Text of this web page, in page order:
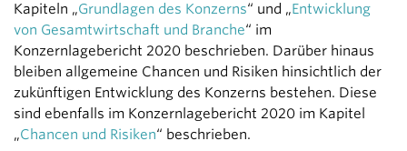
Kapiteln „Grundlagen des Konzerns“ und „Entwicklung
von Gesamtwirtschaft und Branche“ im
Konzernlagebericht 2020 beschrieben. Darüber hinaus
bleiben allgemeine Chancen und Risiken hinsichtlich der
zukünftigen Entwicklung des Konzerns bestehen. Diese
sind ebenfalls im Konzernlagebericht 2020 im Kapitel
„Chancen und Risiken“ beschrieben.